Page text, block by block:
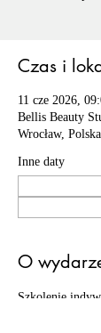
Czas i
11 cze 2026,
Bellis Beauty
Wrocław, Polska
Inne daty
O
Szkolenie